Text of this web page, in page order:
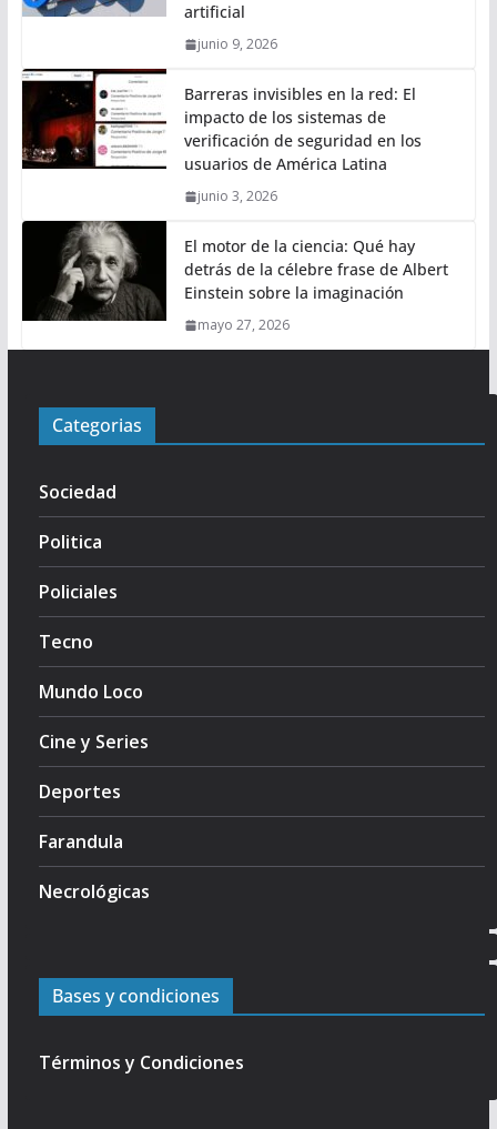
artificial
junio 9, 2026
Barreras invisibles en la red: El
impacto de los sistemas de
verificación de seguridad en los
usuarios de América Latina
junio 3, 2026
El motor de la ciencia: Qué hay
detrás de la célebre frase de Albert
Einstein sobre la imaginación
mayo 27, 2026
Categorias
Sociedad
Politica
Policiales
Tecno
Mundo Loco
Cine y Series
Deportes
Farandula
Necrológicas
Bases y condiciones
Términos y Condiciones